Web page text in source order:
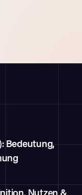
Bedeutung,